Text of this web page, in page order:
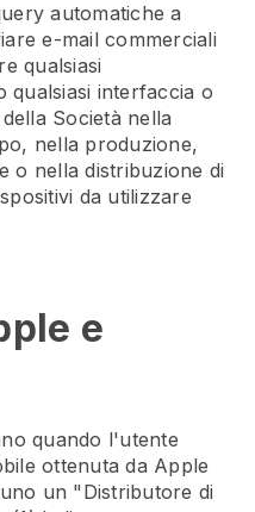
automatiche a
e-mail commerciali
qualsiasi
qualsiasi interfaccia o
Società nella
nella produzione,
o nella distribuzione di
da utilizzare
e
quando l'utente
ottenuta da Apple
un "Distributore di